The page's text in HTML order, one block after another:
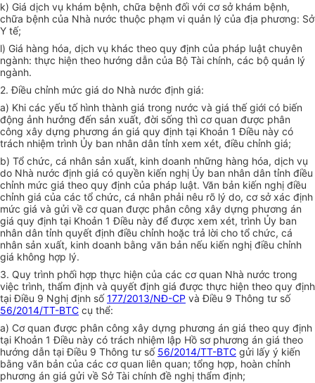
k) Giá dịch vụ khám bệnh, chữa bệnh đối với cơ sở khám bệnh,
chữa bệnh của Nhà nước thuộc phạm vi quản lý của địa phương: Sở
Y tế;
l) Giá hàng hóa, dịch vụ khác theo quy định của pháp luật chuyên
ngành: thực hiện theo hướng dẫn của Bộ Tài chính, các bộ quản lý
ngành.
2. Điều chỉnh mức giá do Nhà nước định giá:
a) Khi các yếu tố hình thành giá trong nước và giá thế giới có biến
động ảnh hưởng đến sản xuất, đời sống thì cơ quan được phân
công xây dựng phương án giá quy định tại Khoản 1 Điều này có
trách nhiệm trình Ủy ban nhân dân tỉnh xem xét, điều chỉnh giá;
b) Tổ chức, cá nhân sản xuất, kinh doanh những hàng hóa, dịch vụ
do Nhà nước định giá có quyền kiến nghị Ủy ban nhân dân tỉnh điều
chỉnh mức giá theo quy định của pháp luật. Văn bản kiến nghị điều
chỉnh giá của các tổ chức, cá nhân phải nêu rõ lý do, cơ sở xác định
mức giá và gửi về cơ quan được phân công xây dựng phương án
giá quy định tại Khoản 1 Điều này để được xem xét, trình Ủy ban
nhân dân tỉnh quyết định điều chỉnh hoặc trả lời cho tổ chức, cá
nhân sản xuất, kinh doanh bằng văn bản nếu kiến nghị điều chỉnh
giá không hợp lý.
3. Quy trình phối hợp thực hiện của các cơ quan Nhà nước trong
việc trình, thẩm định và quyết định giá được thực hiện theo quy định
tại Điều 9 Nghị định số177/2013/NĐ-CP và Điều 9 Thông tư số
56/2014/TT-BTC cụ thể:
a) Cơ quan được phân công xây dựng phương án giá theo quy định
tại Khoản 1 Điều này có trách nhiệm lập Hồ sơ phương án giá theo
hướng dẫn tại Điều 9 Thông tư số 56/2014/TT-BTC gửi lấy ý kiến
bằng văn bản của các cơ quan liên quan; tổng hợp, hoàn chỉnh
phương án giá gửi về Sở Tài chính đề nghị thẩm định;